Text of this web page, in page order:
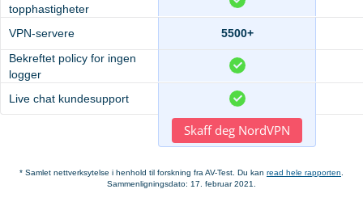
topphastigheter
VPN-servere
5500+
Bekreftet policy for ingen
logger
Live chat kundesupport
Skaff deg NordVPN
* Samlet nettverksytelse i henhold til forskning fra AV-Test. Du kan read hele rapporten
Sammenligningsdato: 17. februar 2021.